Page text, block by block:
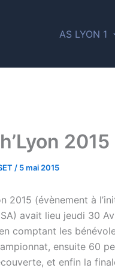
AS LYON 1
/ 5 mai 2015
2015 (évènement à
avait lieu jeudi 30
comptant les
ensuite 60
et enfin la